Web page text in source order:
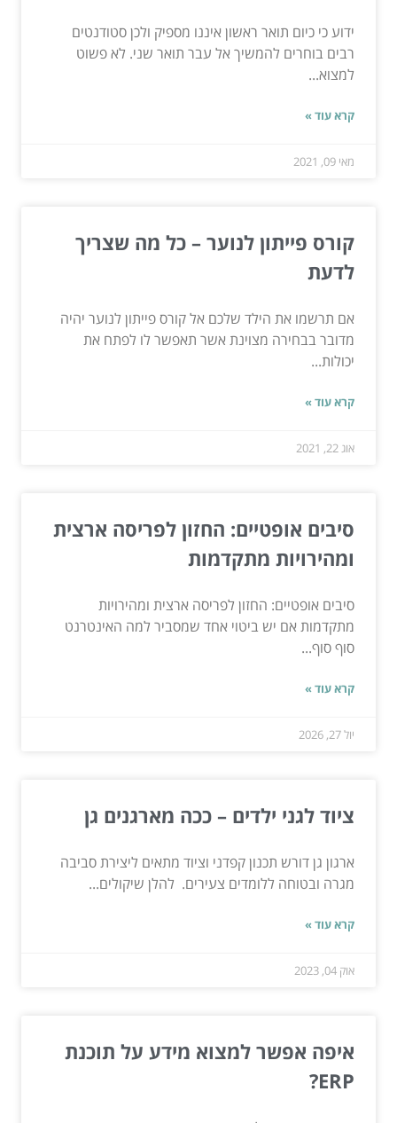
ידוע כי כיום תואר ראשון איננו מספיק ולכן סטודנטים
רבים בוחרים להמשיך אל עבר תואר שני. לא פשוט
למצוא...
קרא עוד »
מאי 09, 2021
קורס פייתון לנוער – כל מה שצריך
לדעת
אם תרשמו את הילד שלכם אל קורס פייתון לנוער יהיה
מדובר בבחירה מצוינת אשר תאפשר לו לפתח את
יכולות...
קרא עוד »
אוג 22, 2021
סיבים אופטיים: החזון לפריסה ארצית
ומהירויות מתקדמות
סיבים אופטיים: החזון לפריסה ארצית ומהירויות
מתקדמות אם יש ביטוי אחד שמסביר למה האינטרנט
סוף סוף...
קרא עוד »
יול 27, 2026
ציוד לגני ילדים – ככה מארגנים גן
ארגון גן דורש תכנון קפדני וציוד מתאים ליצירת סביבה
מגרה ובטוחה ללומדים צעירים. להלן שיקולים...
קרא עוד »
אוק 04, 2023
איפה אפשר למצוא מידע על תוכנת
ERP?